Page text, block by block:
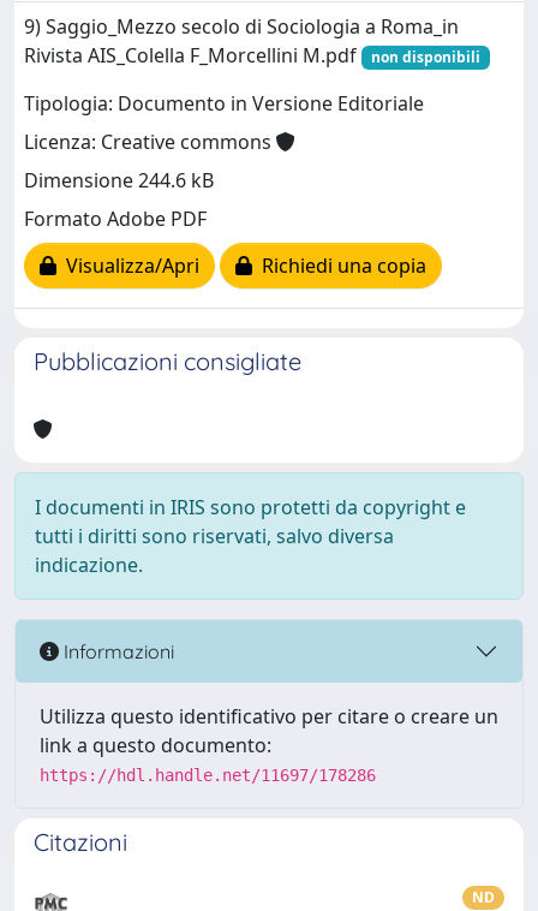
9) Saggio_Mezzo secolo di Sociologia a Roma_in
Rivista AIS_Colella F_Morcellini M.pdf
non disponibili
Tipologia: Documento in Versione Editoriale
Licenza: Creative commons
Dimensione 244.6 kB
Formato Adobe PDF
Visualizza/Apri
Richiedi una copia
Pubblicazioni consigliate
I documenti in IRIS sono protetti da copyright e
tutti i diritti sono riservati, salvo diversa
indicazione.
Informazioni
Utilizza questo identificativo per citare o creare un
link a questo documento:
https://hdl.handle.net/11697/178286
Citazioni
ND